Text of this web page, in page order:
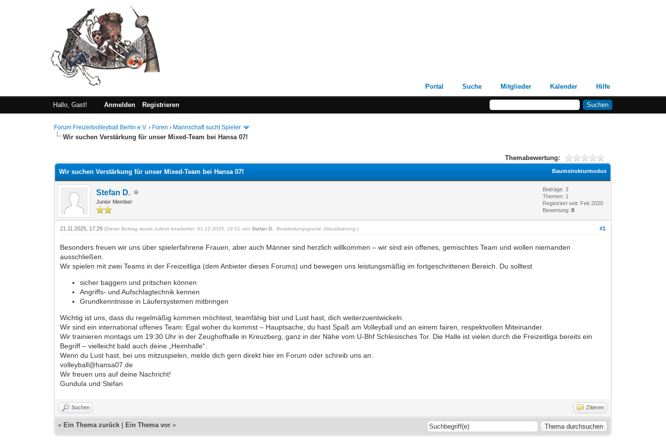
Portal Suche Mitglieder Kalender Hilfe
Hallo, Gast! Anmelden Registrieren
Forum Freizeitvolleyball Berlin e.V. › Foren › Mannschaft sucht Spieler
Wir suchen Verstärkung für unser Mixed-Team bei Hansa 07!
Themabewertung:
Baumstrukturmodus
Wir suchen Verstärkung für unser Mixed-Team bei Hansa 07!
Stefan D.
Junior Member
Beiträge: 3
Themen: 1
Registriert seit: Feb 2020
Bewertung:0
#1
21.11.2025, 17:29(Dieser Beitrag wurde zuletzt bearbeitet: 01.12.2025, 19:51 vonStefan D. Bearbeitungsgrund: Aktualisierung )
Besonders freuen wir uns über spielerfahrene Frauen, aber auch Männer sind herzlich willkommen – wir sind ein offenes, gemischtes Team und wollen niemanden
ausschließen.
Wir spielen mit zwei Teams in der Freizeitliga (dem Anbieter dieses Forums) und bewegen uns leistungsmäßig im fortgeschrittenen Bereich. Du solltest
sicher baggern und pritschen können
Angriffs- und Aufschlagtechnik kennen
Grundkenntnisse in Läufersystemen mitbringen
Wichtig ist uns, dass du regelmäßig kommen möchtest, teamfähig bist und Lust hast, dich weiterzuentwickeln.
Wir sind ein international offenes Team: Egal woher du kommst – Hauptsache, du hast Spaß am Volleyball und an einem fairen, respektvollen Miteinander.
Wir trainieren montags um 19:30 Uhr in der Zeughofhalle in Kreuzberg, ganz in der Nähe vom U-Bhf Schlesisches Tor. Die Halle ist vielen durch die Freizeitliga bereits ein
Begriff – vielleicht bald auch deine „Heimhalle“.
Wenn du Lust hast, bei uns mitzuspielen, melde dich gern direkt hier im Forum oder schreib uns an:
volleyball@hansa07.de
Wir freuen uns auf deine Nachricht!
Gundula und Stefan
Suchen Zitieren
« Ein Thema zurück Ein Thema vor »